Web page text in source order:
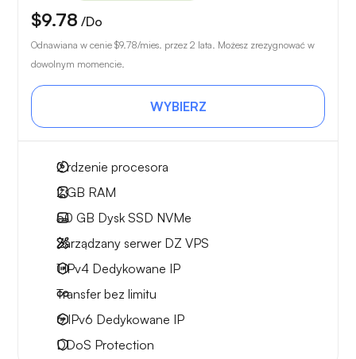
$9.78 /Do
Odnawiana w cenie $9.78/mies. przez 2 lata. Możesz zrezygnować w
dowolnym momencie.
WYBIERZ
2rdzenie procesora
2 GB RAM
50 GB Dysk SSD NVMe
Zarządzany serwer DZ VPS
1 IPv4 Dedykowane IP
Transfer bez limitu
6 IPv6 Dedykowane IP
DDoS Protection